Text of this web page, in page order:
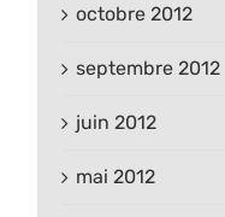
octobre 2012
septembre 2012
juin 2012
mai 2012